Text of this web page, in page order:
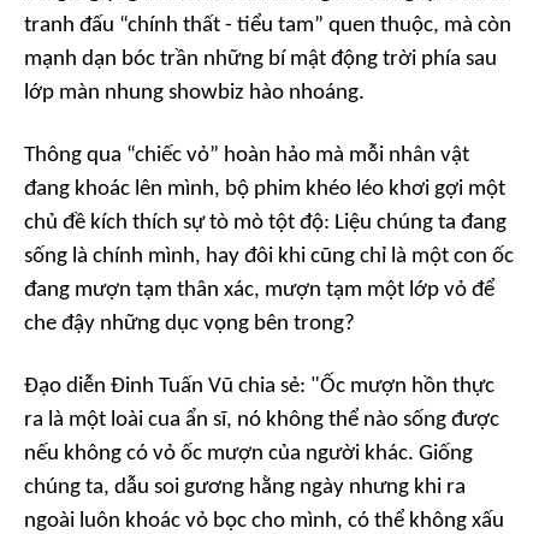
tranh đấu “chính thất - tiểu tam” quen thuộc, mà còn
mạnh dạn bóc trần những bí mật động trời phía sau
lớp màn nhung showbiz hào nhoáng.
Thông qua “chiếc vỏ” hoàn hảo mà mỗi nhân vật
đang khoác lên mình, bộ phim khéo léo khơi gợi một
chủ đề kích thích sự tò mò tột độ: Liệu chúng ta đang
sống là chính mình, hay đôi khi cũng chỉ là một con ốc
đang mượn tạm thân xác, mượn tạm một lớp vỏ để
che đậy những dục vọng bên trong?
Đạo diễn Đinh Tuấn Vũ chia sẻ: "Ốc mượn hồn thực
ra là một loài cua ẩn sĩ, nó không thể nào sống được
nếu không có vỏ ốc mượn của người khác. Giống
chúng ta, dẫu soi gương hằng ngày nhưng khi ra
ngoài luôn khoác vỏ bọc cho mình, có thể không xấu